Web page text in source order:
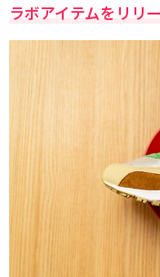
ラボアイテムをリリ